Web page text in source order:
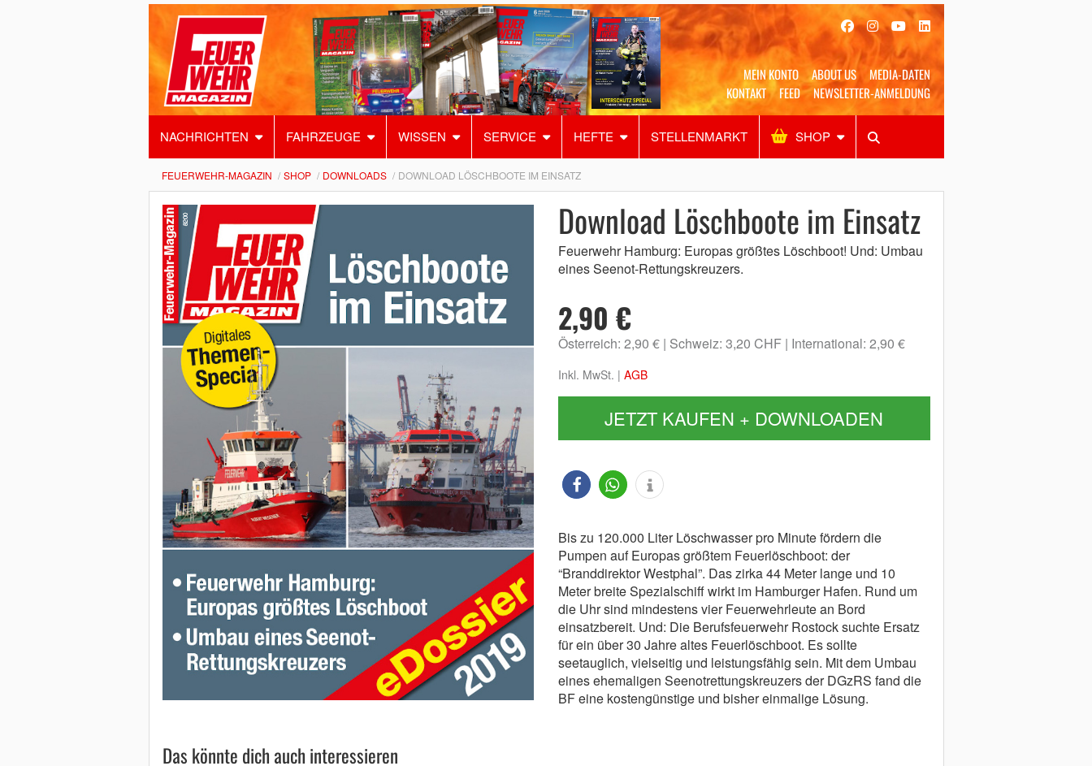
MEIN KONTO ABOUT US
MEDIA-DATEN
KONTAKT
FEED NEWSLETTER-ANMELDUNG
NACHRICHTEN FAHRZEUGE WISSEN SERVICE HEFTE STELLENMARKT SHOP
Alles Shop SUCHEN
FEUERWEHR-MAGAZIN SHOP DOWNLOADS DOWNLOAD LÖSCHBOOTE IM EINSATZ
Download Löschboote im Einsatz
Feuerwehr Hamburg: Europas größtes Löschboot! Und: Umbau
eines Seenot-Rettungskreuzers.
2,90 €
Österreich: 2,90 € Schweiz: 3,20 CHF International: 2,90 €
Inkl. MwSt. | AGB
JETZT KAUFEN + DOWNLOADEN
Bis zu 120.000 Liter Löschwasser pro Minute fördern die
Pumpen auf Europas größtem Feuerlöschboot: der
“Branddirektor Westphal”. Das zirka 44 Meter lange und 10
Meter breite Spezialschiff wirkt im Hamburger Hafen. Rund um
die Uhr sind mindestens vier Feuerwehrleute an Bord
einsatzbereit. Und: Die Berufsfeuerwehr Rostock suchte Ersatz
für ein über 30 Jahre altes Feuerlöschboot. Es sollte
seetauglich, vielseitig und leistungsfähig sein. Mit dem Umbau
eines ehemaligen Seenotrettungskreuzers der DGzRS fand die
BF eine kostengünstige und bisher einmalige Lösung.
Das könnte dich auch interessieren